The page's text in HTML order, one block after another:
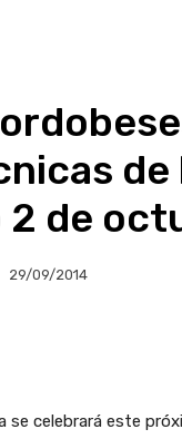
2 de
29/09/2014
se celebrará este